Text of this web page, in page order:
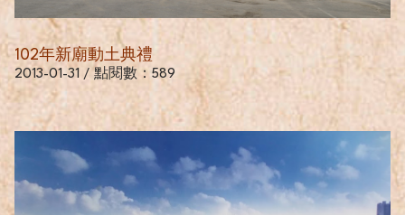
102年新廟動土典禮
2013-01-31 / 點閱數：589